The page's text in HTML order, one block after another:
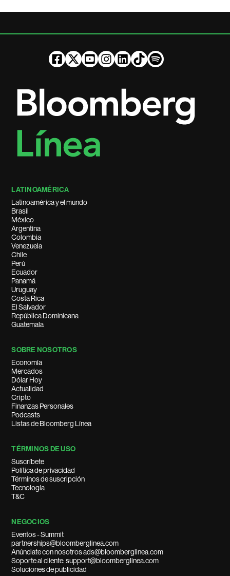
LATINOAMÉRICA
Latinoamérica y el mundo
Brasil
México
Argentina
Colombia
Venezuela
Chile
Perú
Ecuador
Panamá
Uruguay
Costa Rica
El Salvador
República Dominicana
Guatemala
SOBRE NOSOTROS
Economía
Mercados
Dólar Hoy
Actualidad
Cripto
Finanzas Personales
Podcasts
Listas de Bloomberg Línea
TÉRMINOS DE USO
Suscríbete
Política de privacidad
Términos de suscripción
Tecnología
T&C
NEGOCIOS
Eventos - Summit
partnerships@bloomberglinea.com
Anúnciate con nosotros ads@bloomberglinea.com
Soporte al cliente: support@bloomberglinea.com
Soluciones de publicidad